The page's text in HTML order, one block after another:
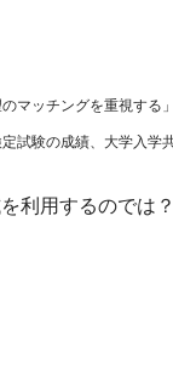
ッチングを重視する
験の成績、大学入学
利用するのでは